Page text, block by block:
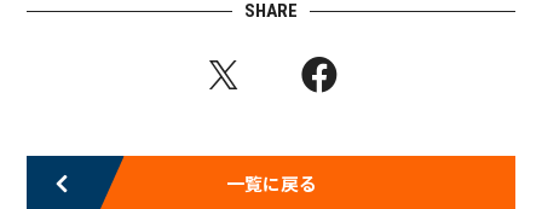
SHARE
一覧に戻る